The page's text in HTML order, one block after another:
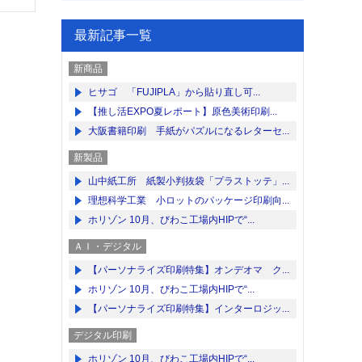
最新記事一覧
新商品
ヒサゴ 「FUJIPLA」から貼り直し可...
【推し活EXPO夏レポート】原色美術印刷...
大阪書籍印刷 手紙がパズルになるレターセ...
新製品
山中紙工所 紙製小判抜袋「プラストッテ」...
理想科学工業 小ロットのパッケージ印刷向...
ホリゾン 10月、びわこ工場内HIPで“...
ＡＩ・デジタル
【パーソナライズ印刷特集】オンデオマ ク...
ホリゾン 10月、びわこ工場内HIPで“...
【パーソナライズ印刷特集】インターロジッ...
デジタル印刷
ホリゾン 10月、びわこ工場内HIPで“...